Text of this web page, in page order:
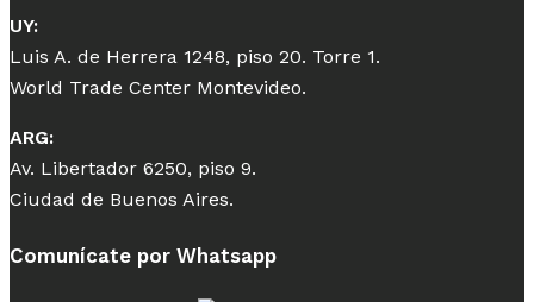
UY:
Luis A. de Herrera 1248, piso 20. Torre 1.
World Trade Center Montevideo.
ARG:
Av. Libertador 6250, piso 9.
Ciudad de Buenos Aires.
Comunícate por Whatsapp